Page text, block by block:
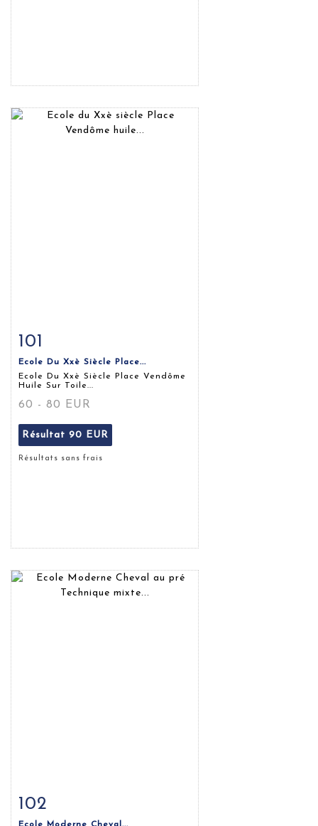
Fiche détaillée
101
Ecole Du Xxè Siècle Place...
Ecole Du Xxè Siècle Place Vendôme
Huile Sur Toile...
60 - 80 EUR
Résultat 90 EUR
Résultats sans frais
Fiche détaillée
102